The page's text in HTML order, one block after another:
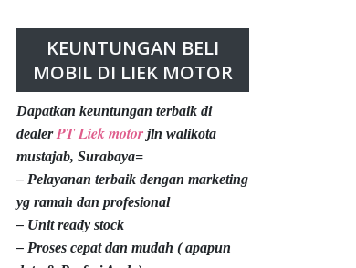
KEUNTUNGAN BELI
MOBIL DI LIEK MOTOR
Dapatkan keuntungan terbaik di
dealerPT Liek motor jln walikota
mustajab, Surabaya=
– Pelayanan terbaik dengan marketing
yg ramah dan profesional
– Unit ready stock
– Proses cepat dan mudah ( apapun